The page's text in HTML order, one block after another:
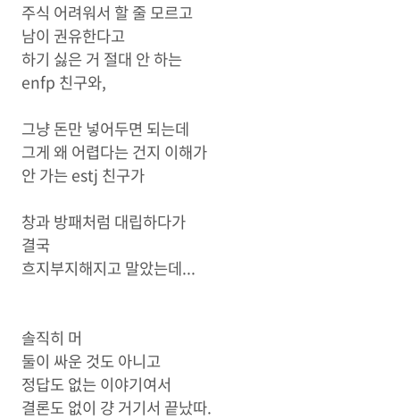
주식 어려워서 할 줄 모르고
남이 권유한다고
하기 싫은 거 절대 안 하는
enfp 친구와,
그냥 돈만 넣어두면 되는데
그게 왜 어렵다는 건지 이해가
안 가는 estj 친구가
창과 방패처럼 대립하다가
결국
흐지부지해지고 말았는데...
솔직히 머
둘이 싸운 것도 아니고
정답도 없는 이야기여서
결론도 없이 걍 거기서 끝났따.